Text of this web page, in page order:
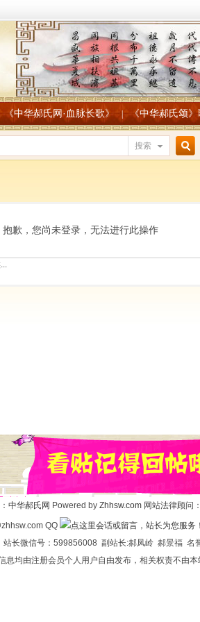
《中华郝氏网·血脉长歌》 《中华郝氏颂》
搜索
抱歉，您尚未登录，无法进行此操作
中华郝氏网 Powered by Zhhsw.com 网站法律顾问
QQ
站长微信号：599856008 副站长:郝凤岭 郝景福 名
息均由注册会员个人用户自由发布，相关权责不由